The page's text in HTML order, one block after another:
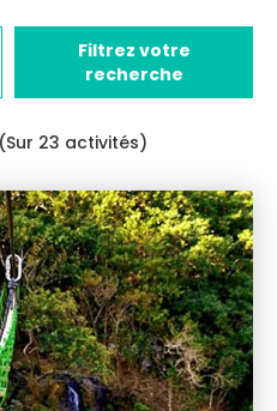
Filtrez votre
recherche
23 activités)